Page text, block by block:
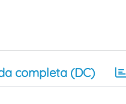
completa (DC)